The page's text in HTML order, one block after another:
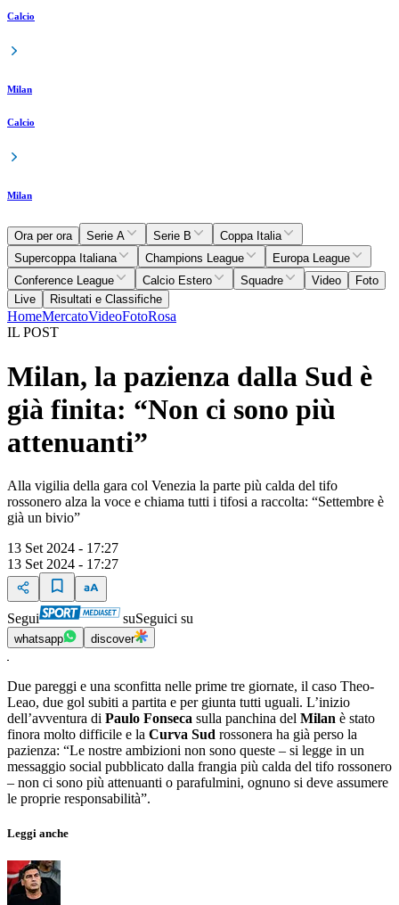
Calcio
Milan
Calcio
Milan
Ora per ora Serie A Serie B
Coppa Italia
Supercoppa Italiana
Champions League
Europa League
Conference League
Calcio Estero Squadre Video
Foto
Live
Risultati e Classifiche
HomeMercatoVideoFotoRosa
IL POST
Milan, la pazienza dalla Sud è
già finita: “Non ci sono più
attenuanti”
Alla vigilia della gara col Venezia la parte più calda del tifo
rossonero alza la voce e chiama tutti i tifosi a raccolta: “Settembre è
già un bivio”
13 Set 2024 - 17:27
13 Set 2024 - 17:27
Segui suSeguici su
whatsapp discover
Due pareggi e una sconfitta nelle prime tre giornate, il caso Theo-
Leao, due gol subiti a partita e per giunta tutti uguali. L’inizio
dell’avventura di Paulo Fonseca sulla panchina del Milan è stato
finora molto difficile e la Curva Sud rossonera ha già perso la
pazienza: “Le nostre ambizioni non sono queste – si legge in un
messaggio social pubblicato dalla frangia più calda del tifo rossonero
– non ci sono più attenuanti o parafulmini, ognuno si deve assumere
le proprie responsabilità”.
Leggi anche